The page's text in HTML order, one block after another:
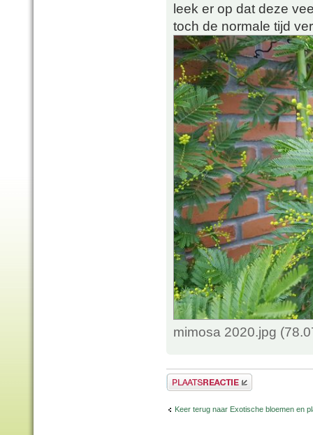
leek er op dat deze
toch de normale tijd
mimosa 2020.jpg
Plaats een reactie
Keer terug naar Exotische bloemen en